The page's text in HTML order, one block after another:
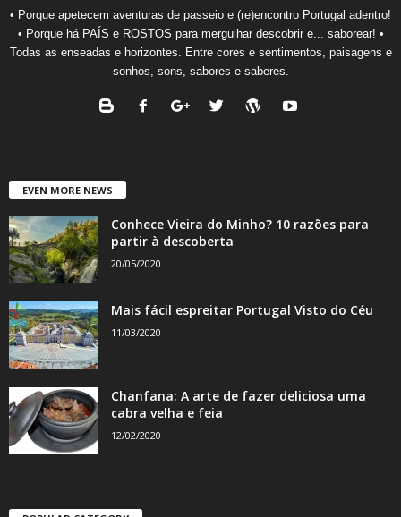
• Porque apetecem aventuras de passeio e (re)encontro Portugal adentro!
• Porque há PAÍS e ROSTOS para mergulhar descobrir e... saborear! •
Todas as enseadas e horizontes. Entre cores e sentimentos, paisagens e
sonhos, sons, sabores e saberes.
EVEN MORE NEWS
Conhece Vieira do Minho? 10 razões para
partir à descoberta
20/05/2020
Mais fácil espreitar Portugal Visto do Céu
11/03/2020
Chanfana: A arte de fazer deliciosa uma
cabra velha e feia
12/02/2020